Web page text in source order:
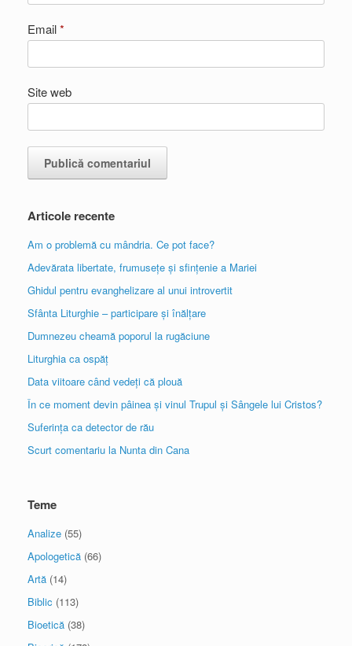
Email*
Site web
Articole recente
Am o problemă cu mândria. Ce pot face?
Adevărata libertate, frumusețe și sfințenie a Mariei
Ghidul pentru evanghelizare al unui introvertit
Sfânta Liturghie – participare și înălțare
Dumnezeu cheamă poporul la rugăciune
Liturghia ca ospăț
Data viitoare când vedeți că plouă
În ce moment devin pâinea și vinul Trupul și Sângele lui Cristos?
Suferința ca detector de rău
Scurt comentariu la Nunta din Cana
Teme
Analize (55)
Apologetică (66)
Artă (14)
Biblic (113)
Bioetică (38)